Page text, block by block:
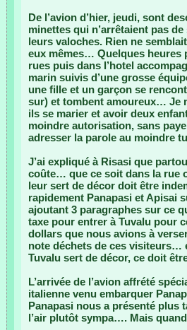
De l’avion d’hier, jeudi, sont
minettes qui n’arrêtaient pas
leurs valoches. Rien ne
eux mêmes… Quelques heures
rues puis dans l’hotel
marin suivis d’une grosse
une fille et un garçon se
sur) et tombent amoureux… Je
ils se marier et avoir deux
moindre autorisation, sans
adresser la parole au moindre
J’ai expliqué à Risasi que
coûte… que ce soit dans la rue
leur sert de décor doit être
rapidement Panapasi et Apisai
ajoutant 3 paragraphes sur ce
taxe pour entrer à Tuvalu pour
dollars que nous avions à
note déchets de ces visiteurs…
Tuvalu sert de décor, ce doit
L’arrivée de l’avion affrété
italienne venu embarquer
Panapasi nous a présenté plus
l’air plutôt sympa…. Mais